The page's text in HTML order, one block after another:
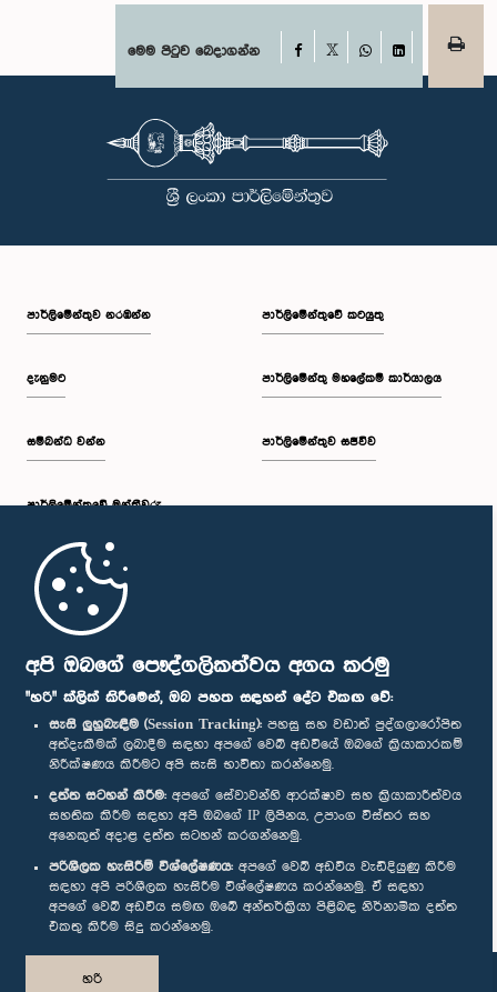
අපි ඔබගේ පෞද්ගලිකත්වය අගය කරමු
"හරි" ක්ලික් කිරීමෙන්, ඔබ පහත සඳහන් දේට එකඟ වේ:
සැසි ලුහුබැඳීම (Session Tracking): පහසු සහ වඩාත් පුද්ගලාරෝපිත
අත්දැකීමක් ලබාදීම සඳහා අපගේ වෙබ් අඩවියේ ඔබගේ ක්‍රියාකාරකම්
නිරීක්ෂණය කිරීමට අපි සැසි භාවිතා කරන්නෙමු.
දත්ත සටහන් කිරීම: අපගේ සේවාවන්හි ආරක්ෂාව සහ ක්‍රියාකාරීත්වය
සහතික කිරීම සඳහා අපි ඔබගේ IP ලිපිනය, උපාංග විස්තර සහ
අනෙකුත් අදාළ දත්ත සටහන් කරගන්නෙමු.
පරිශීලක හැසිරීම් විශ්ලේෂණය: අපගේ වෙබ් අඩවිය වැඩිදියුණු කිරීම
සඳහා අපි පරිශීලක හැසිරීම විශ්ලේෂණය කරන්නෙමු. ඒ සඳහා
අපගේ වෙබ් අඩවිය සමඟ ඔබේ අන්තර්ක්‍රියා පිළිබඳ නිර්නාමික දත්ත
එකතු කිරීම සිදු කරන්නෙමු.
හරි
මෙම පිටුව බෙදාගන්න Facebook
WhatsAppLinkedIn
පාර්ලි‌මේන්තුව නරඹන්න
දැනුමට
සම්බන්ධ වන්න
පාර්ලි‌මේන්තුවේ මන්ත්‍රීවරු
මුල් පිටුව
පාර්ලිමේන්තුවේ කටයුතු
පාර්ලිමේන්තු මහලේකම් කාර්යාලය
පාර්ලිමේන්තුව සජීවීව
පාර්ලිමේන්තු ජංගම යෙදුම
අප හා සම්බන්ධ වී සිටින්න :
සම්මාන
පෞද්ගලිකත්ව ප්‍රතිපත්තිය